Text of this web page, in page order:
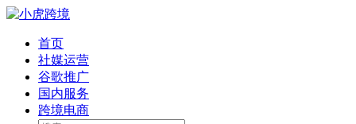
首页
社媒运营
谷歌推广
国内服务
跨境电商